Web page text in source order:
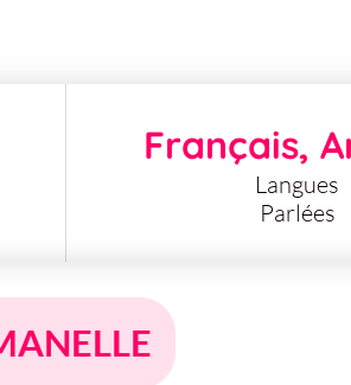
Français,
Langues
Parlées